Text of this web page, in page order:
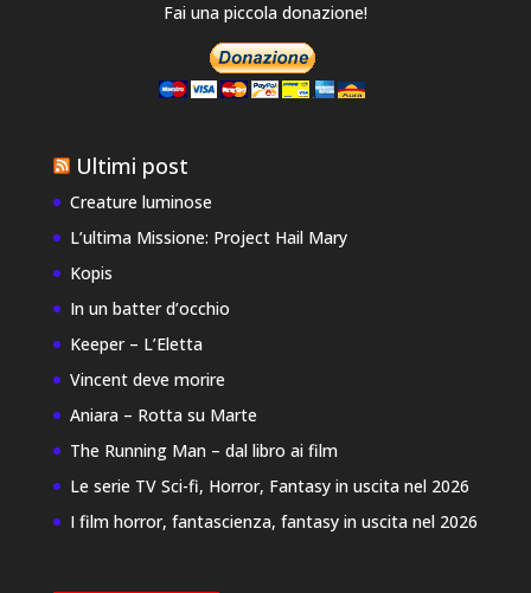
Fai una piccola donazione!
Ultimi post
Creature luminose
L’ultima Missione: Project Hail Mary
Kopis
In un batter d’occhio
Keeper – L’Eletta
Vincent deve morire
Aniara – Rotta su Marte
The Running Man – dal libro ai film
Le serie TV Sci-fi, Horror, Fantasy in uscita nel 2026
I film horror, fantascienza, fantasy in uscita nel 2026